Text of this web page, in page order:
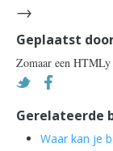
→
Geplaatst
Zomaar een
Gerelateerde
Waar kan je